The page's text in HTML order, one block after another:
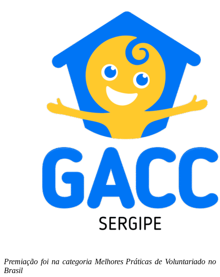
Premiação foi na categoria Melhores Práticas de Voluntariado no
Brasil